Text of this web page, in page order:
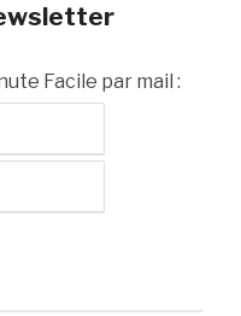
Facile par mail :